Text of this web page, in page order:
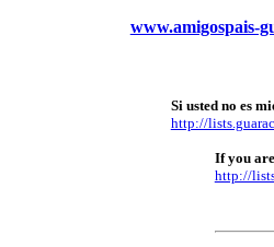
www.amigospais-
Si usted no es
http://
If you
http://